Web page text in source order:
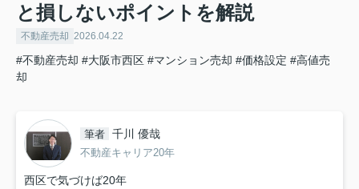
と損しないポイントを解説
不動産売却 2026.04.22
#不動産売却 #大阪市西区 #マンション売却 #価格設定 #高値売
却
筆者 千川 優哉
不動産キャリア20年
西区で気づけば20年